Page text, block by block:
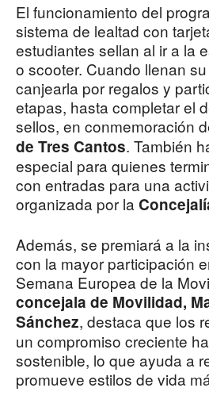
El funcionamiento del
sistema de lealtad con
estudiantes sellan al ir a la
o scooter. Cuando llenan
canjearla por regalos y
etapas, hasta completar el
sellos, en conmemoración
de Tres Cantos. También
especial para quienes
con entradas para una
organizada por la
Además, se premiará a la
con la mayor participación
Semana Europea de la
concejala de Movilidad,
Sánchez, destaca que los
un compromiso creciente
sostenible, lo que ayuda a
promueve estilos de vida